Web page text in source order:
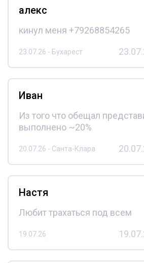
алекс
кинул меня +79268854265
23.07.26 - Бухарест
Иван
Из того что обещал
выполнено ~20%
20.07.26 - Санта-Клара
Настя
Любит трахаться под всем
19.07.26